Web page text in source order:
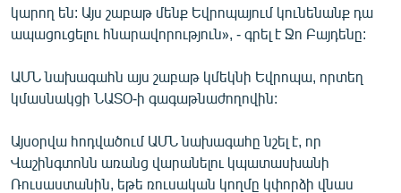
կարող են: Այս շաբաթ մենք Եվրոպայում կունենանք դա
ապացուցելու հնարավորություն», - գրել է Ջո Բայդենը:
ԱՄՆ նախագահն այս շաբաթ կմեկնի Եվրոպա, որտեղ
կմասնակցի ՆԱՏՕ-ի գագաթնաժողովին:
Այսօրվա հոդվածում ԱՄՆ նախագահը նշել է, որ
Վաշինգտոնն առանց վարանելու կպատասխանի
Ռուսաստանին, եթե ռուսական կողմը կփորձի վնաս